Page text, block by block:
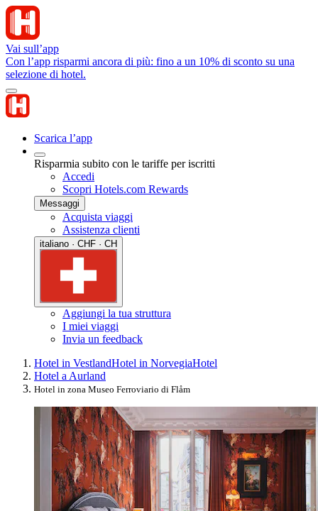
Vai sull’app
Con l’app risparmi ancora di più: fino a un 10% di sconto su una
selezione di hotel.
Scarica l’app
Risparmia subito con le tariffe per iscritti
Accedi
Scopri Hotels.com Rewards
Messaggi
Acquista viaggi
Assistenza clienti
italiano · CHF · CH
Aggiungi la tua struttura
I miei viaggi
Invia un feedback
Hotel in VestlandHotel in NorvegiaHotel
Hotel a Aurland
Hotel in zona Museo Ferroviario di Flåm